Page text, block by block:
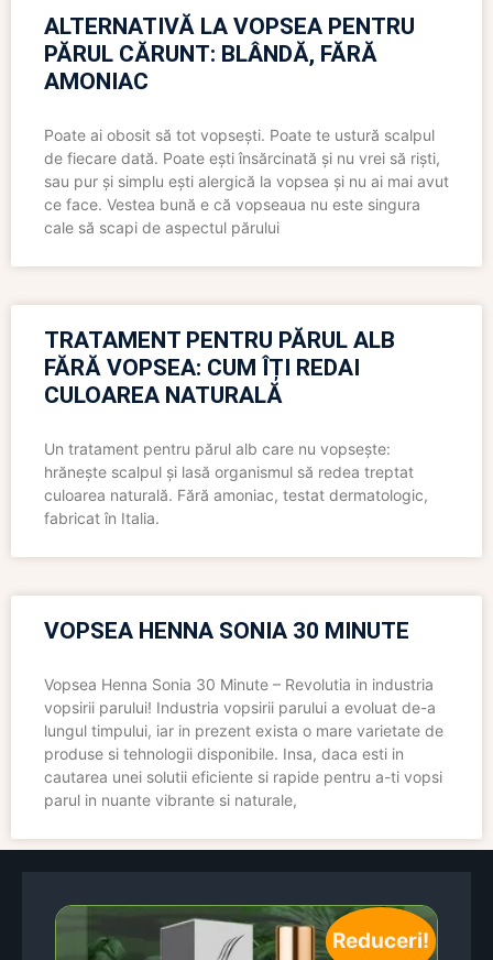
ALTERNATIVĂ LA VOPSEA PENTRU
PĂRUL CĂRUNT: BLÂNDĂ, FĂRĂ
AMONIAC
Poate ai obosit să tot vopsești. Poate te ustură scalpul
de fiecare dată. Poate ești însărcinată și nu vrei să riști,
sau pur și simplu ești alergică la vopsea și nu ai mai avut
ce face. Vestea bună e că vopseaua nu este singura
cale să scapi de aspectul părului
TRATAMENT PENTRU PĂRUL ALB
FĂRĂ VOPSEA: CUM ÎȚI REDAI
CULOAREA NATURALĂ
Un tratament pentru părul alb care nu vopsește:
hrănește scalpul și lasă organismul să redea treptat
culoarea naturală. Fără amoniac, testat dermatologic,
fabricat în Italia.
VOPSEA HENNA SONIA 30 MINUTE
Vopsea Henna Sonia 30 Minute – Revolutia in industria
vopsirii parului! Industria vopsirii parului a evoluat de-a
lungul timpului, iar in prezent exista o mare varietate de
produse si tehnologii disponibile. Insa, daca esti in
cautarea unei solutii eficiente si rapide pentru a-ti vopsi
parul in nuante vibrante si naturale,
Reduceri!